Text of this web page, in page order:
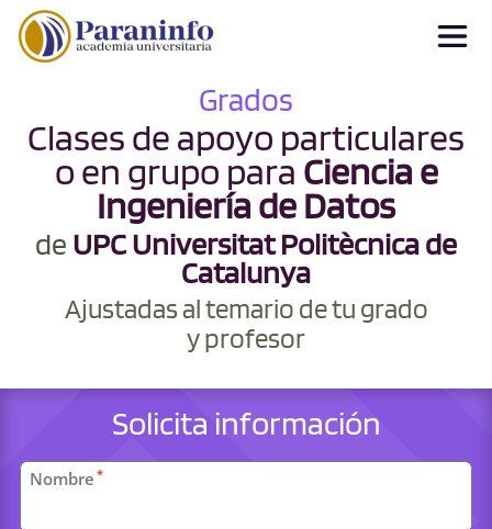
Grados
Clases de apoyo particulares
o en grupo para Ciencia e
Ingeniería de Datos
de UPC Universitat Politècnica de
Catalunya
Ajustadas al temario de tu grado
y profesor
Solicita información
Datos
personales
Nombre *